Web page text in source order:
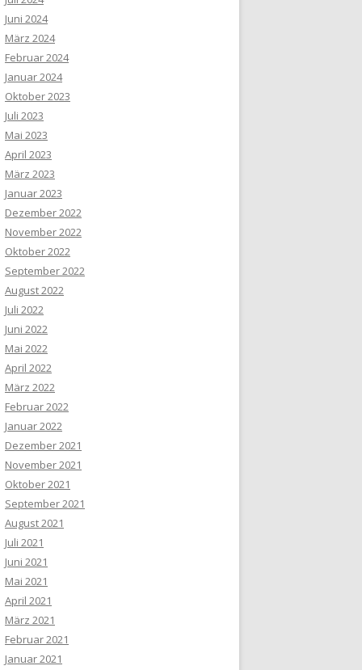
Juni 2024
März 2024
Februar 2024
Januar 2024
Oktober 2023
Juli 2023
Mai 2023
April 2023
März 2023
Januar 2023
Dezember 2022
November 2022
Oktober 2022
September 2022
August 2022
Juli 2022
Juni 2022
Mai 2022
April 2022
März 2022
Februar 2022
Januar 2022
Dezember 2021
November 2021
Oktober 2021
September 2021
August 2021
Juli 2021
Juni 2021
Mai 2021
April 2021
März 2021
Februar 2021
Januar 2021